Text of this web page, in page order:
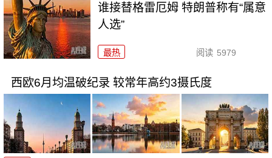
谁接替格雷厄姆 特朗普称有“属意
人选”
最热 阅读 5979
西欧6月均温破纪录 较常年高约3摄氏度